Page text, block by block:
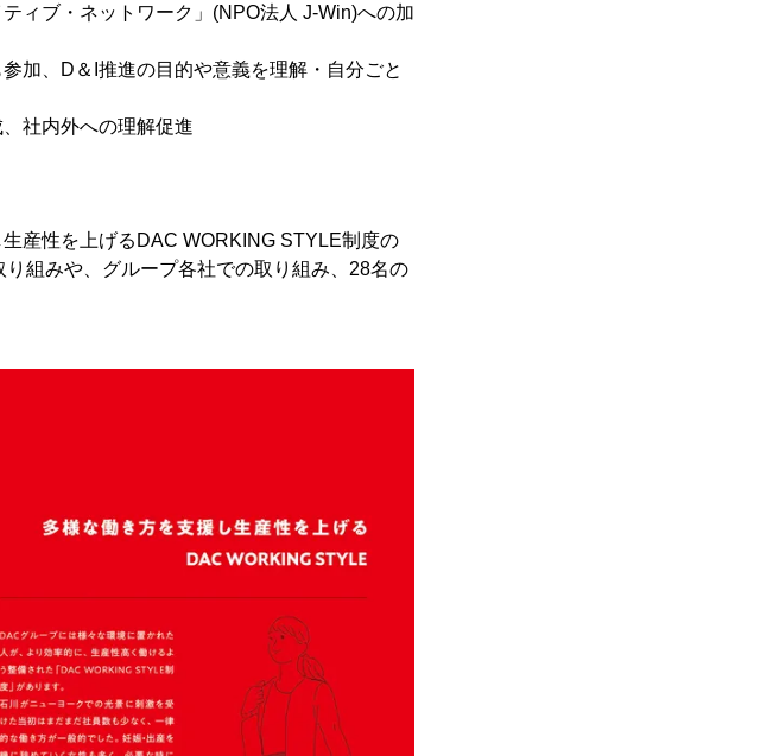
ィブ・ネットワーク」(NPO法人 J-Win)への加
加、D＆I推進の目的や意義を理解・自分ごと
社内外への理解促進
産性を上げるDAC WORKING STYLE制度の
組みや、グループ各社での取り組み、28名の